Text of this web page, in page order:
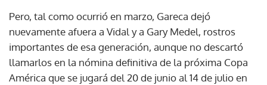
Pero, tal como ocurrió en marzo, Gareca dejó
nuevamente afuera a Vidal y a Gary Medel, rostros
importantes de esa generación, aunque no descartó
llamarlos en la nómina definitiva de la próxima Copa
América que se jugará del 20 de junio al 14 de julio en